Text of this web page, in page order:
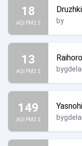
18
AQI PM2.5 by
13
AQI PM2.5
149
AQI PM2.5